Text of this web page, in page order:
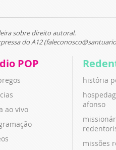
sobre direito autoral.
do A12
POP
ao vivo
história
afonso
missões